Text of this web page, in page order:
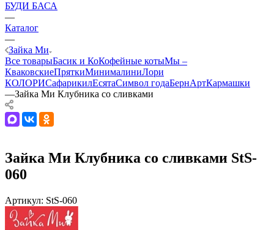
БУДИ БАСА
—
Каталог
—
Зайка Ми
Все товарыБасик и КоКофейные котыМы –
КваковскиеПряткиМинималиниЛори
КОЛОРИСафарикилЕсятаСимвол годаБернАртКармашки
—Зайка Ми Клубника со сливками
Зайка Ми Клубника со сливками StS-
060
Артикул: StS-060